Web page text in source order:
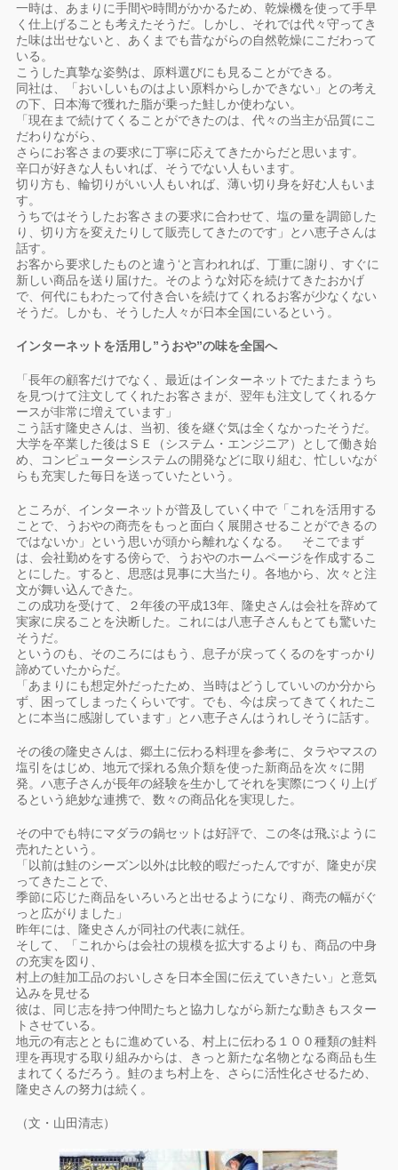
一時は、あまりに手間や時間がかかるため、乾燥機を使って手早
く仕上げることも考えたそうだ。しかし、それでは代々守ってき
た味は出せないと、あくまでも昔ながらの自然乾燥にこだわって
いる。
こうした真摯な姿勢は、原料選びにも見ることができる。
同社は、「おいしいものはよい原料からしかできない」との考え
の下、日本海で獲れた脂が乗った鮭しか使わない。
「現在まで続けてくることができたのは、代々の当主が品質にこ
だわりながら、
さらにお客さまの要求に丁寧に応えてきたからだと思います。
辛口が好きな人もいれば、そうでない人もいます。
切り方も、輪切りがいい人もいれば、薄い切り身を好む人もいま
す。
うちではそうしたお客さまの要求に合わせて、塩の量を調節した
り、切り方を変えたりして販売してきたのです」とハ恵子さんは
話す。
お客から要求したものと違う‘と言われれば、丁重に謝り、すぐに
新しい商品を送り届けた。そのような対応を続けてきたおかげ
で、何代にもわたって付き合いを続けてくれるお客が少なくない
そうだ。しかも、そうした人々が日本全国にいるという。
インターネットを活用し”うおや”の味を全国へ
「長年の顧客だけでなく、最近はインターネットでたまたまうち
を見つけて注文してくれたお客さまが、翌年も注文してくれるケ
ースが非常に増えています」
こう話す隆史さんは、当初、後を継ぐ気は全くなかったそうだ。
大学を卒業した後はＳＥ（システム・エンジニア）として働き始
め、コンピューターシステムの開発などに取り組む、忙しいなが
らも充実した毎日を送っていたという。
ところが、インターネットが普及していく中で「これを活用する
ことで、うおやの商売をもっと面白く展開させることができるの
ではないか」という思いが頭から離れなくなる。 そこでまず
は、会社勤めをする傍らで、うおやのホームページを作成するこ
とにした。すると、思惑は見事に大当たり。各地から、次々と注
文が舞い込んできた。
この成功を受けて、２年後の平成13年、隆史さんは会社を辞めて
実家に戻ることを決断した。これには八恵子さんもとても驚いた
そうだ。
というのも、そのころにはもう、息子が戻ってくるのをすっかり
諦めていたからだ。
「あまりにも想定外だったため、当時はどうしていいのか分から
ず、困ってしまったくらいです。でも、今は戻ってきてくれたこ
とに本当に感謝しています」とハ恵子さんはうれしそうに話す。
その後の隆史さんは、郷土に伝わる料理を参考に、タラやマスの
塩引をはじめ、地元で採れる魚介類を使った新商品を次々に開
発。ハ恵子さんが長年の経験を生かしてそれを実際につくり上げ
るという絶妙な連携で、数々の商品化を実現した。
その中でも特にマダラの鍋セットは好評で、この冬は飛ぶように
売れたという。
「以前は鮭のシーズン以外は比較的暇だったんですが、隆史が戻
ってきたことで、
季節に応じた商品をいろいろと出せるようになり、商売の幅がぐ
っと広がりました」
昨年には、隆史さんが同社の代表に就任。
そして、「これからは会社の規模を拡大するよりも、商品の中身
の充実を図り、
村上の鮭加工品のおいしさを日本全国に伝えていきたい」と意気
込みを見せる
彼は、同じ志を持つ仲間たちと協力しながら新たな動きもスター
トさせている。
地元の有志とともに進めている、村上に伝わる１００種類の鮭料
理を再現する取り組みからは、きっと新たな名物となる商品も生
まれてくるだろう。鮭のまち村上を、さらに活性化させるため、
隆史さんの努力は続く。
（文・山田清志）